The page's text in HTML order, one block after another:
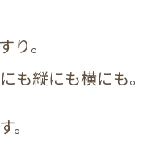
り。
も縦にも横にも。